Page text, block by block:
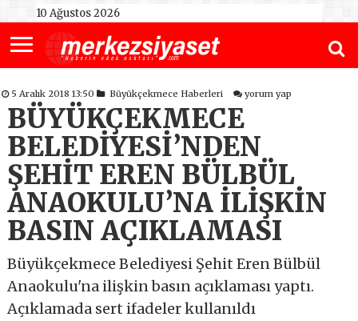
10 Ağustos 2026
5 Aralık 2018 13:50 Büyükçekmece Haberleri yorum yap
BÜYÜKÇEKMECE
BELEDİYESİ’NDEN
ŞEHİT EREN BÜLBÜL
ANAOKULU’NA İLİŞKİN
BASIN AÇIKLAMASI
Büyükçekmece Belediyesi Şehit Eren Bülbül
Anaokulu'na ilişkin basın açıklaması yaptı.
Açıklamada sert ifadeler kullanıldı